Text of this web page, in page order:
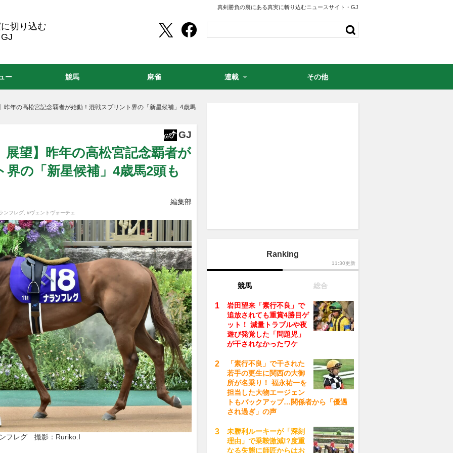
真剣勝負の裏にある真実に斬り込むニュースサイト・GJ
切り込む
昨年の高松宮記念覇者が始動！混戦スプリント界の「新星候補」4歳馬
GJ
望】昨年の高松宮記念覇者が
の「新星候補」4歳馬2頭も
編集部
ンフレグ #ヴェントヴォーチェ
フレグ　撮影：Ruriko.I
Ranking
11:30更新
競馬 総合
岩田望来「素行不良」で
追放されても重賞4勝目ゲ
ット！ 減量トラブルや夜
遊び発覚した「問題児」
が干されなかったワケ
「素行不良」で干された
若手の更生に関西の大御
所が名乗り！ 福永祐一を
担当した大物エージェン
トもバックアップ…関係者から「優遇
され過ぎ」の声
未勝利ルーキーが「深刻
理由」で乗鞍激減!?度重
なる失態に師匠からはお
ー 競馬 麻雀 連載 その他